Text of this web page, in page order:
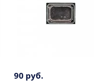
90 руб.